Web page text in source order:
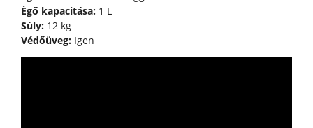
Égő kapacitása:1 L
Súly:12 kg
Védőüveg:Igen